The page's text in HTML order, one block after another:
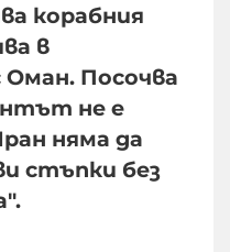
корабния
в
Посочва
не е
няма да
стъпки без